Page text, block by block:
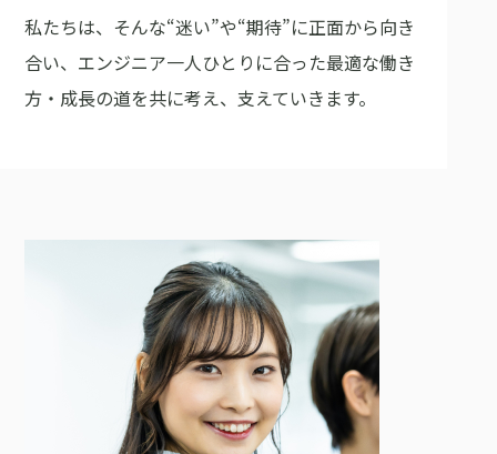
私たちは、そんな“迷い”や“期待”に正面から向き
合い、エンジニア一人ひとりに合った最適な働き
方・成長の道を共に考え、支えていきます。